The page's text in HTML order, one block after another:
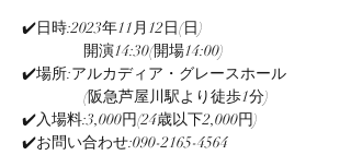
✔️日時:2023年11月12日(日)
開演14:30(開場14:00)
✔️場所:アルカディア・グレースホール
(阪急芦屋川駅より徒歩1分)
✔️入場料:3,000円(24歳以下2,000円)
✔️お問い合わせ:090-2165-4564